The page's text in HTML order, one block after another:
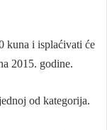
kuna i isplaćivati će
2015. godine.
od kategorija.